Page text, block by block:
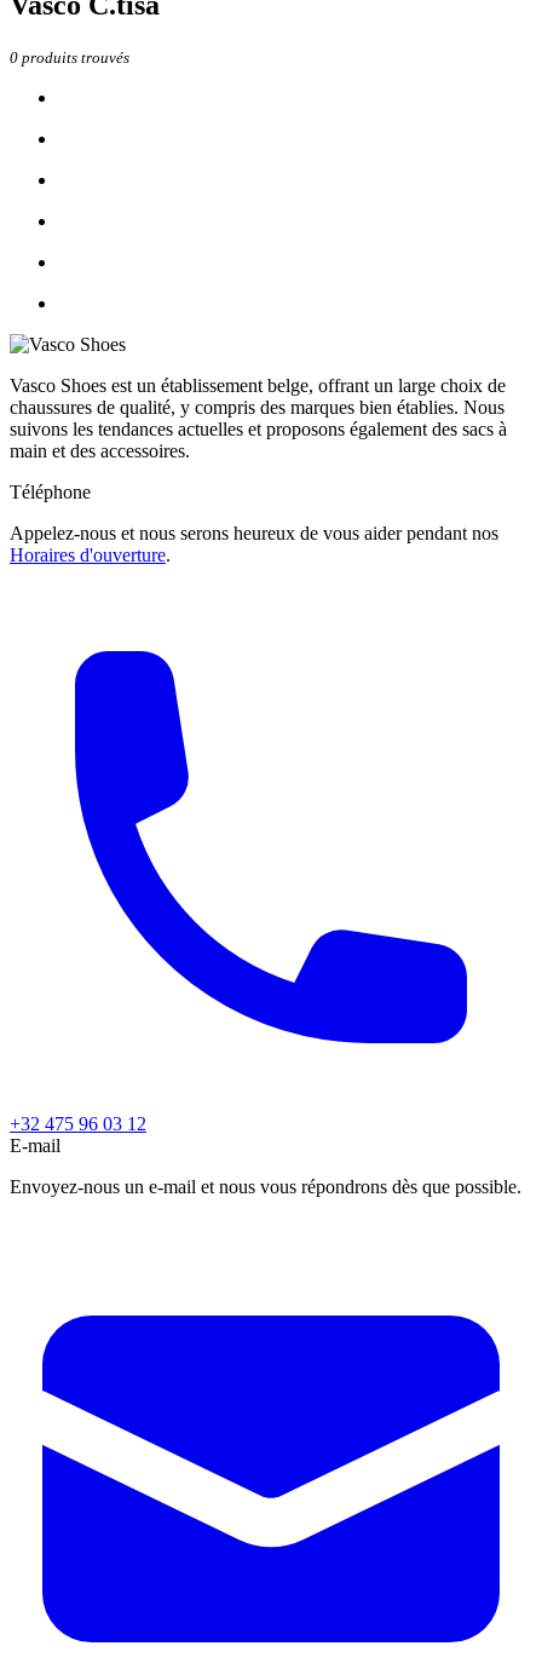
0 produits trouvés
Vasco Shoes est un établissement belge, offrant un large choix de
chaussures de qualité, y compris des marques bien établies. Nous
suivons les tendances actuelles et proposons également des sacs à
main et des accessoires.
Téléphone
Appelez-nous et nous serons heureux de vous aider pendant nos
Horaires d'ouverture.
+32 475 96 03 12
E-mail
Envoyez-nous un e-mail et nous vous répondrons dès que possible.